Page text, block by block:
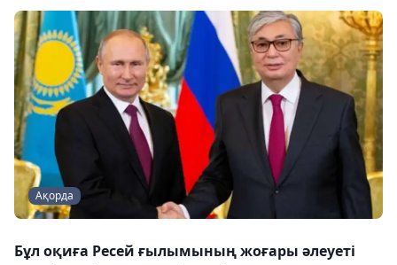
Ақорда
Бұл оқиға Ресей ғылымының жоғары әлеуеті